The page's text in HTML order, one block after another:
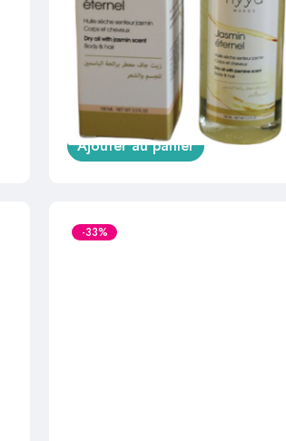
TIYYA JASMIN ETERNEL HUILE
SECHE SENTEUR JASMIN CORPS
ET CHEVEUX 100ML
142.50MAD
95.00MAD
Ajouter au panier
-33%